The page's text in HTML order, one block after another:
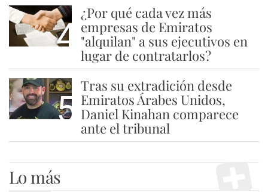
4
¿Por qué cada vez más
empresas de Emiratos
"alquilan" a sus ejecutivos en
lugar de contratarlos?
5
Tras su extradición desde
Emiratos Árabes Unidos,
Daniel Kinahan comparece
ante el tribunal
Lo más